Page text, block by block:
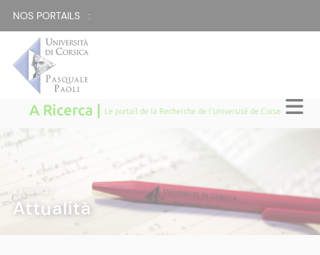
NOS PORTAILS :
A Ricerca | Le portail de la Recherche de l'Université de Corse
A RICERCA
Attualità